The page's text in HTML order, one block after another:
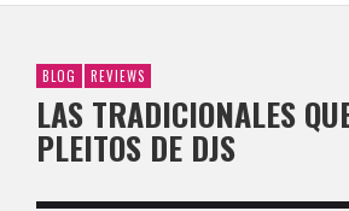
BLOG REVIEWS
LAS TRADICIONALES
PLEITOS DE DJS